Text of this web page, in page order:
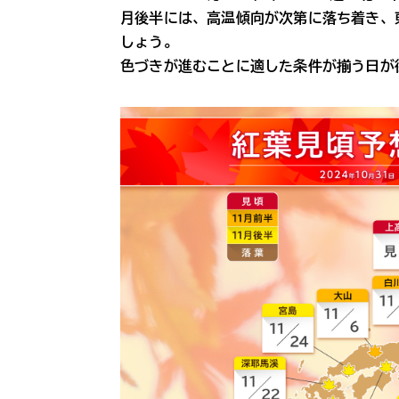
月後半には、高温傾向が次第に落ち着き
しょう。
色づきが進むことに適した条件が揃う日